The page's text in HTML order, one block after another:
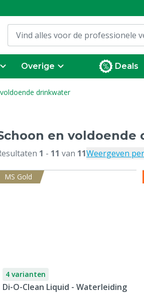
Overige Deals
drinkwater
en voldoende
1 - 11 van 11Weergeven
MS Gold
4 varianten
Di-O-Clean Liquid - Waterleiding